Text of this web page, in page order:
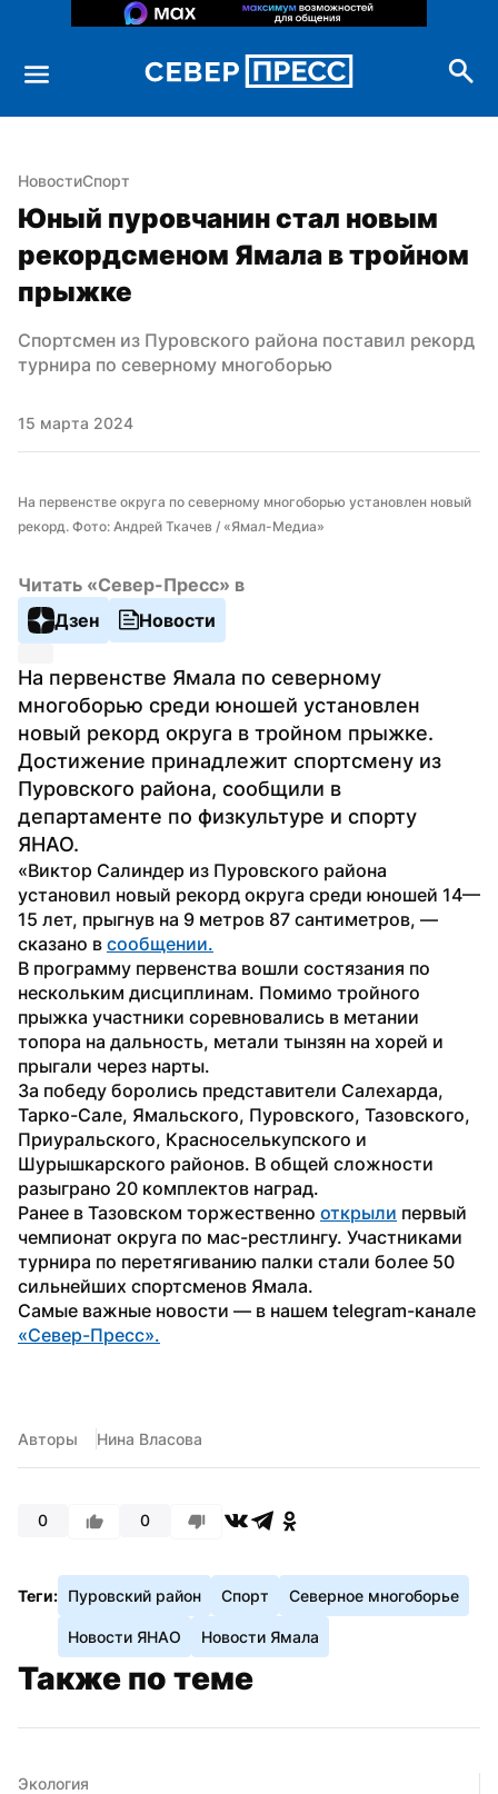
НовостиСпорт
Юный пуровчанин стал новым
рекордсменом Ямала в тройном
прыжке
Спортсмен из Пуровского района поставил рекорд
турнира по северному многоборью
15 марта 2024
На первенстве округа по северному многоборью установлен новый
рекорд. Фото: Андрей Ткачев / «Ямал-Медиа»
Читать «Север-Пресс» в
Дзен
Новости
На первенстве Ямала по северному
многоборью среди юношей установлен
новый рекорд округа в тройном прыжке.
Достижение принадлежит спортсмену из
Пуровского района, сообщили в
департаменте по физкультуре и спорту
ЯНАО.
«Виктор Салиндер из Пуровского района
установил новый рекорд округа среди юношей 14—
15 лет, прыгнув на 9 метров 87 сантиметров, —
сказано в сообщении.
В программу первенства вошли состязания по
нескольким дисциплинам. Помимо тройного
прыжка участники соревновались в метании
топора на дальность, метали тынзян на хорей и
прыгали через нарты.
За победу боролись представители Салехарда,
Тарко-Сале, Ямальского, Пуровского, Тазовского,
Приуральского, Красноселькупского и
Шурышкарского районов. В общей сложности
разыграно 20 комплектов наград.
Ранее в Тазовском торжественно открыли первый
чемпионат округа по мас-рестлингу. Участниками
турнира по перетягиванию палки стали более 50
сильнейших спортсменов Ямала.
«Север-Пресс».
Авторы Нина Власова
0 0
Теги: Пуровский район Спорт Северное многоборье
Новости ЯНАО Новости Ямала
Также по теме
Экология